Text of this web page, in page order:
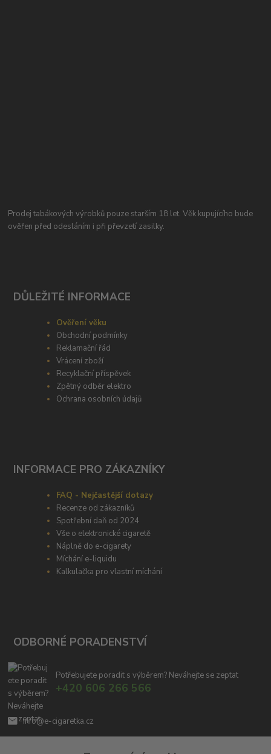
Prodej tabákových výrobků pouze starším 18 let. Věk kupujícího bude
ověřen před odesláním i při převzetí zasilky.
DŮLEŽITÉ INFORMACE
Ověření věku
Obchodní podmínky
Reklamační řád
Vrácení zboží
Recyklační příspěvek
Zpětný odběr elektro
Ochrana osobních údajů
INFORMACE PRO ZÁKAZNÍKY
FAQ - Nejčastější dotazy
Recenze od zákazníků
Spotřební daň od 2024
Vše o elektronické cigaretě
Náplně do e-cigarety
Míchání e-liquidu
Kalkulačka pro vlastní míchání
ODBORNÉ PORADENSTVÍ
Potřebujete poradit s výběrem? Neváhejte se zeptat
+420 606 266 566
info@e-cigaretka.cz